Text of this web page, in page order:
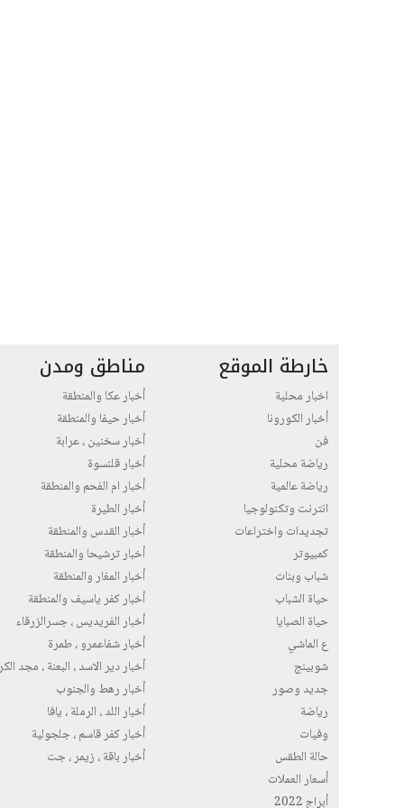
خارطة الموقع
اخبار محلية
أخبار الكورونا
فن
رياضة محلية
رياضة عالمية
انترنت وتكنولوجيا
تجديدات واختراعات
كمبيوتر
شباب وبنات
حياة الشباب
حياة الصبايا
ع الماشي
شوبينج
جديد وصور
رياضة
وفيات
حالة الطقس
أسعار العملات
أبراج 2022
مناطق ومدن
أخبار عكا والمنطقة
أخبار حيفا والمنطقة
أخبار سخنين ، عرابة
أخبار قلنسوة
أخبار ام الفحم والمنطقة
أخبار الطيرة
أخبار القدس والمنطقة
أخبار ترشيحا والمنطقة
أخبار المغار والمنطقة
أخبار كفر ياسيف والمنطقة
أخبار الفريديس ، جسرالزرقاء
أخبار شفاعمرو ، طمرة
أخبار دير الاسد ، البعنة ، مجد
أخبار رهط والجنوب
أخبار اللد ، الرملة ، يافا
أخبار كفر قاسم ، جلجولية
أخبار باقة ، زيمر ، جت